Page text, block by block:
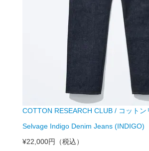
COTTON RESEARCH CLUB / コットン
Selvage Indigo Denim Jeans (INDIGO)
¥22,000円
（税込）